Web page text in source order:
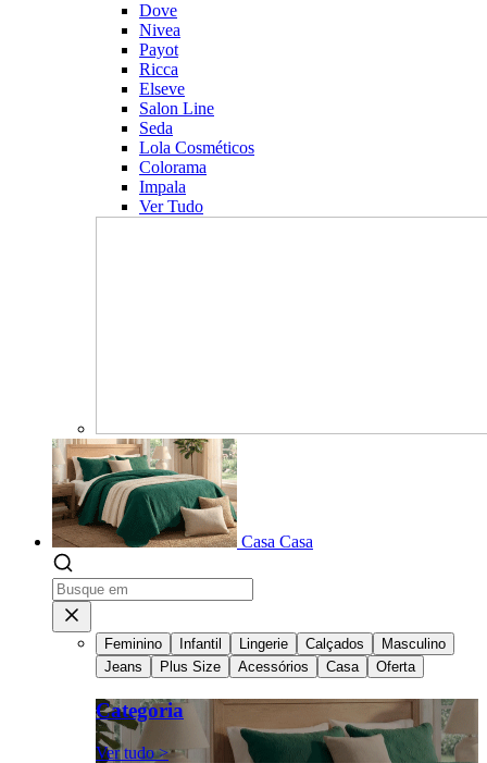
Dove
Nivea
Payot
Ricca
Elseve
Salon Line
Seda
Lola Cosméticos
Colorama
Impala
Ver Tudo
Casa Casa
Feminino Infantil Lingerie Calçados
Masculino
Jeans
Plus Size Acessórios Casa Oferta
Categoria
Ver tudo >